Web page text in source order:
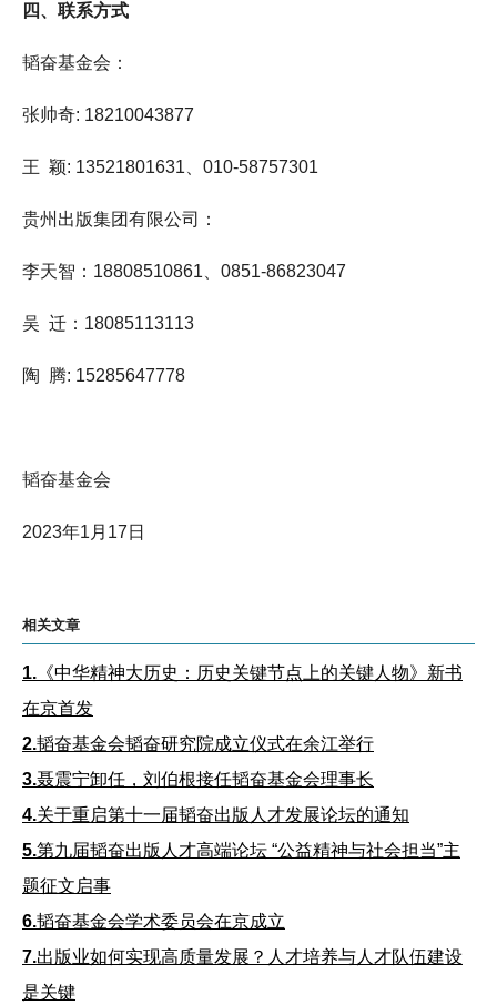
四、联系方式
韬奋基金会：
张帅奇: 18210043877
王 颖: 13521801631、010-58757301
贵州出版集团有限公司：
李天智：18808510861、0851-86823047
吴 迁：18085113113
陶 腾: 15285647778
韬奋基金会
2023年1月17日
相关文章
1. 《中华精神大历史：历史关键节点上的关键人物》新书
在京首发
2.韬奋基金会韬奋研究院成立仪式在余江举行
3.聂震宁卸任，刘伯根接任韬奋基金会理事长
4.关于重启第十一届韬奋出版人才发展论坛的通知
5.第九届韬奋出版人才高端论坛 “公益精神与社会担当”主
题征文启事
6.韬奋基金会学术委员会在京成立
7.出版业如何实现高质量发展？人才培养与人才队伍建设
是关键